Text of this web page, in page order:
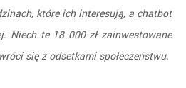
które ich interesują, a chatbot
Niech te 18 000 zł zainwestowane
się z odsetkami społeczeństwu.